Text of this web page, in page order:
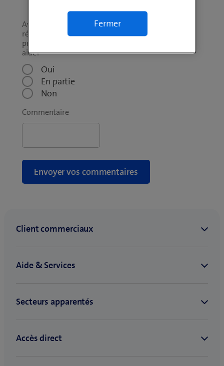
Avez-vous réussi à
résoudre votre
problème grâce à mon
aide?*
Oui
En partie
Non
Commentaire
Fermer